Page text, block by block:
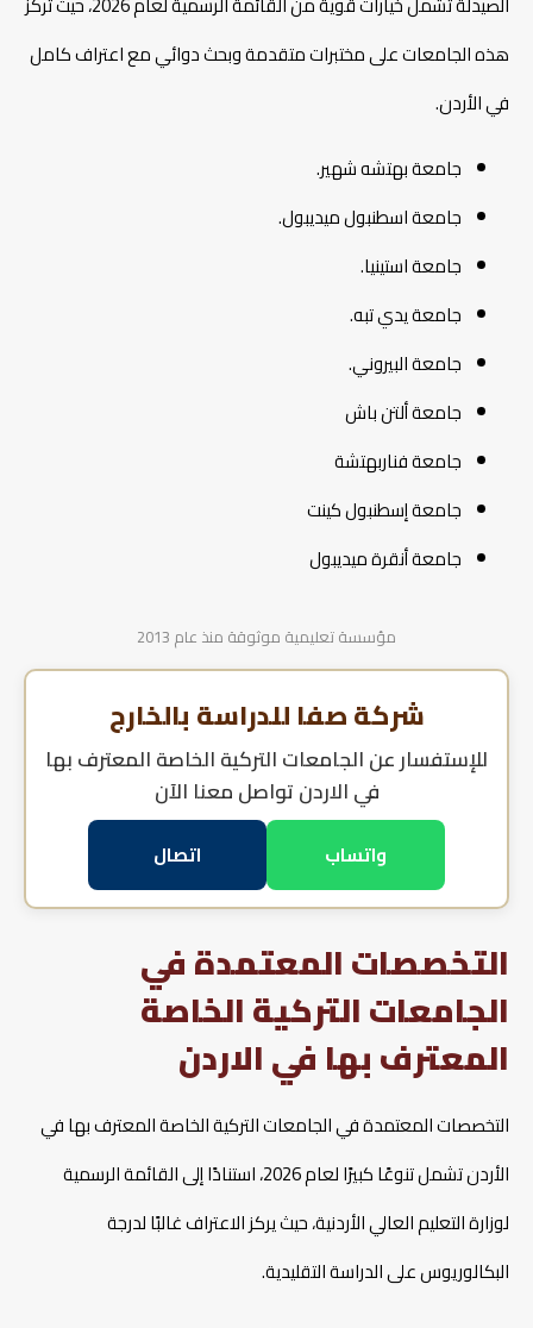
هذه الجامعات على مختبرات متقدمة وبحث دوائي مع اعتراف كامل
في الأردن.
جامعة بهتشه شهير.
جامعة اسطنبول ميديبول.
جامعة استينيا.
جامعة يدي تبه.
جامعة البيروني.
جامعة ألتن باش
جامعة فناربهتشة
جامعة إسطنبول كينت
جامعة أنقرة ميديبول
مؤسسة تعليمية موثوقة منذ عام 2013
شركة صفا للدراسة بالخارج
للإستفسار عنالجامعات التركية الخاصة المعترف بها
في الاردن تواصل معنا الآن
واتساب اتصال
التخصصات المعتمدة في
الجامعات التركية الخاصة
المعترف بها في الاردن
التخصصات المعتمدة في الجامعات التركية الخاصة المعترف بها في
الأردن تشمل تنوعًا كبيرًا لعام 2026، استنادًا إلى القائمة الرسمية
لوزارة التعليم العالي الأردنية، حيث يركز الاعتراف غالبًا لدرجة
البكالوريوس على الدراسة التقليدية.​